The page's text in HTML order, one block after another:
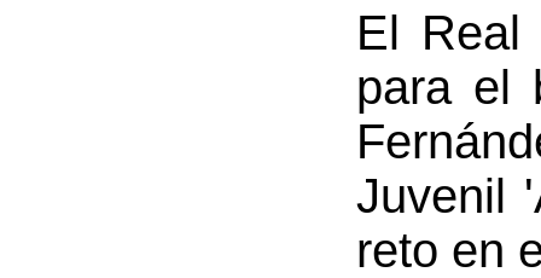
El Real
para el
Juvenil
reto en